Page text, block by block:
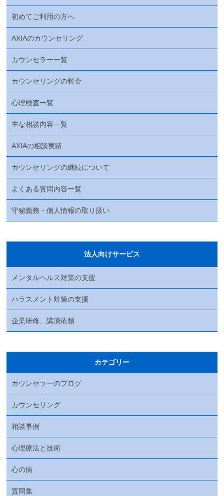
初めてご利用の方へ
AXIAのカウンセリング
カウンセラー一覧
カウンセリングの料金
心理検査一覧
主な相談内容一覧
AXIAの相談実績
カウンセリングの継続について
よくある質問内容一覧
守秘義務・個人情報の取り扱い
法人向けサービス
メンタルヘルス対策の支援
ハラスメント対策の支援
企業研修、講演依頼
カテゴリー
カウンセラーのブログ
カウンセリング
相談事例
心理療法と技術
心の病
質問集